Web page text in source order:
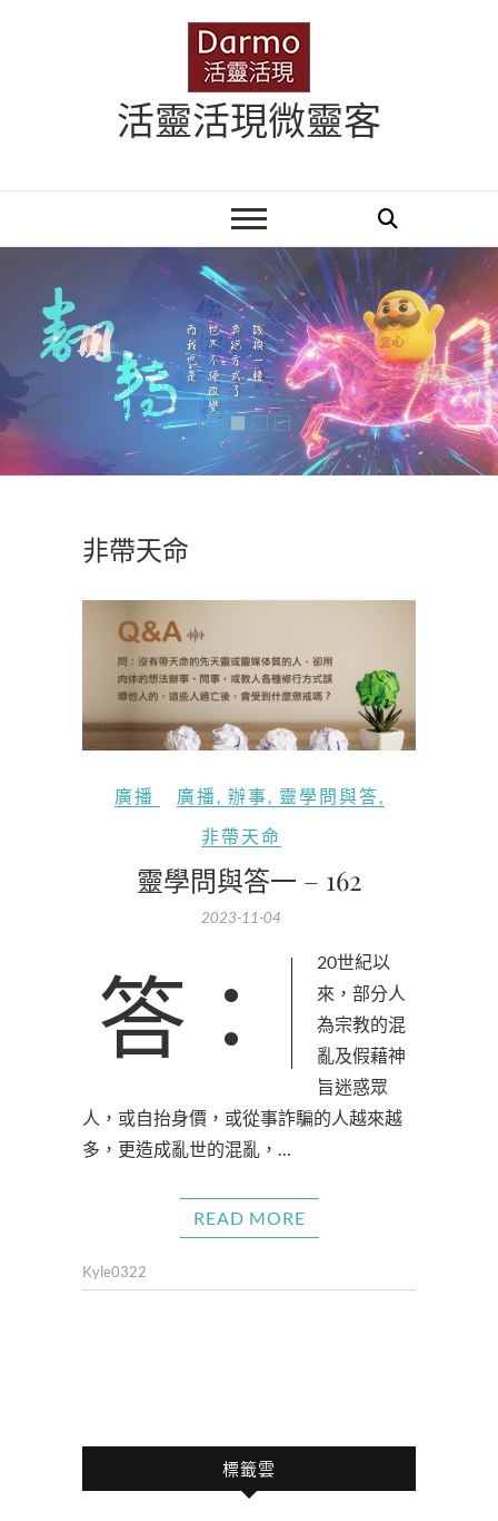
活靈活現微靈客
非帶天命
廣播 廣播, 辦事, 靈學問與答,
非帶天命
靈學問與答一 – 162
2023-11-04
答：20世紀以
來，部分人
為宗教的混
亂及假藉神
旨迷惑眾
人，或自抬身價，或從事詐騙的人越來越
多，更造成亂世的混亂，…
READ MORE
Kyle0322
標籤雲